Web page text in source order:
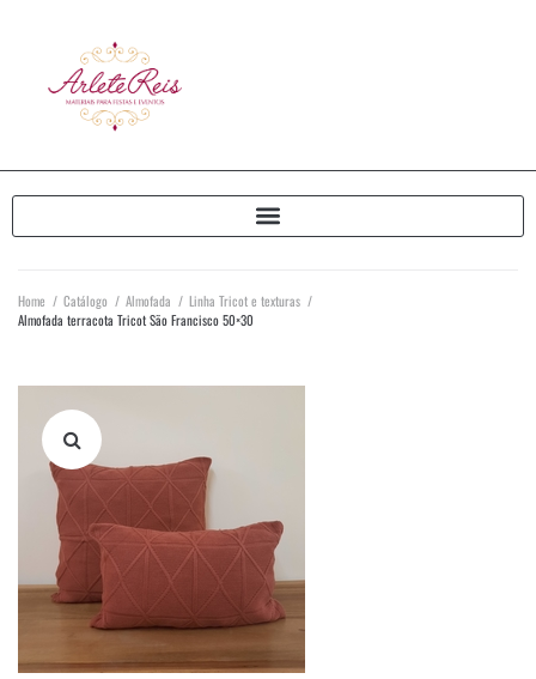
Home / Catálogo / Almofada / Linha Tricot e texturas /
Almofada terracota Tricot São Francisco 50×30